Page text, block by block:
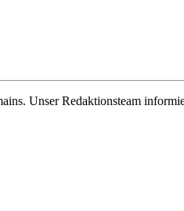
Unser Redaktionsteam